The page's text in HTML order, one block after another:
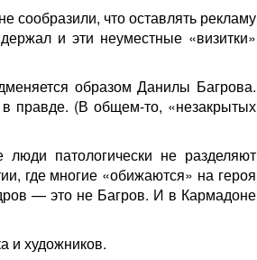
что оставлять рекламу
и эти неуместные «визитки»
образом Данилы Багрова.
правде. (В общем-то, «незакрытых
патологически не разделяют
где многие «обижаются» на героя
— это не Багров. И в Кармадоне
и художников.